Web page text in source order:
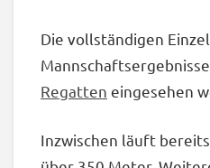
Die vollständigen
Regatten eingesehen
Inzwischen läuft